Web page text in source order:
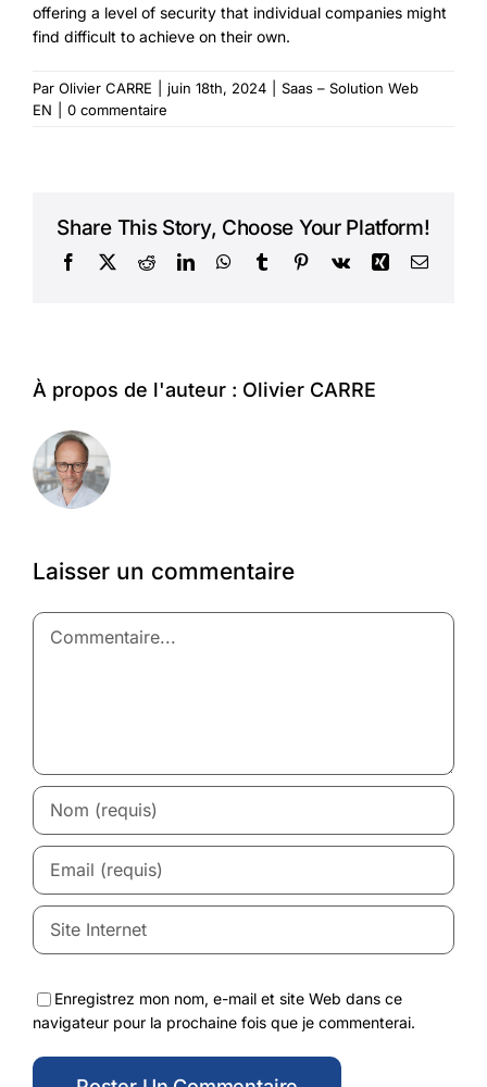
offering a level of security that individual companies might
find difficult to achieve on their own.
Par Olivier CARRE juin 18th, 2024
Saas – Solution Web
EN
0 commentaire
Share This Story, Choose Your Platform!
Facebook
X RedditLinkedInWhatsApp
TumblrPinterest
Vk Xing Courriel
À propos de l'auteur : Olivier CARRE
Laisser un commentaire
Commentaire
Enregistrez mon nom, e-mail et site Web dans ce
navigateur pour la prochaine fois que je commenterai.